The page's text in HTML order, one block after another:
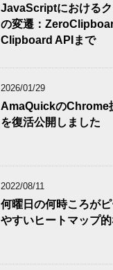
JavaScriptにおける
の変遷：
Clipboard APIまで
2026/01/29
AmaQuickのChrome
を復活公開しました
2022/08/11
何曜日の何時ころが
やすいヒートマップ